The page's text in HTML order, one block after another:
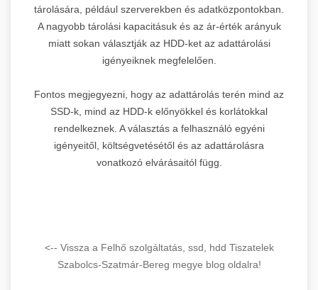
tárolására, például szerverekben és adatközpontokban.
A nagyobb tárolási kapacitásuk és az ár-érték arányuk
miatt sokan választják az HDD-ket az adattárolási
igényeiknek megfelelően.
Fontos megjegyezni, hogy az adattárolás terén mind az
SSD-k, mind az HDD-k előnyökkel és korlátokkal
rendelkeznek. A választás a felhasználó egyéni
igényeitől, költségvetésétől és az adattárolásra
vonatkozó elvárásaitól függ.
<-- Vissza a Felhő szolgáltatás, ssd, hdd Tiszatelek
Szabolcs-Szatmár-Bereg megye blog oldalra!